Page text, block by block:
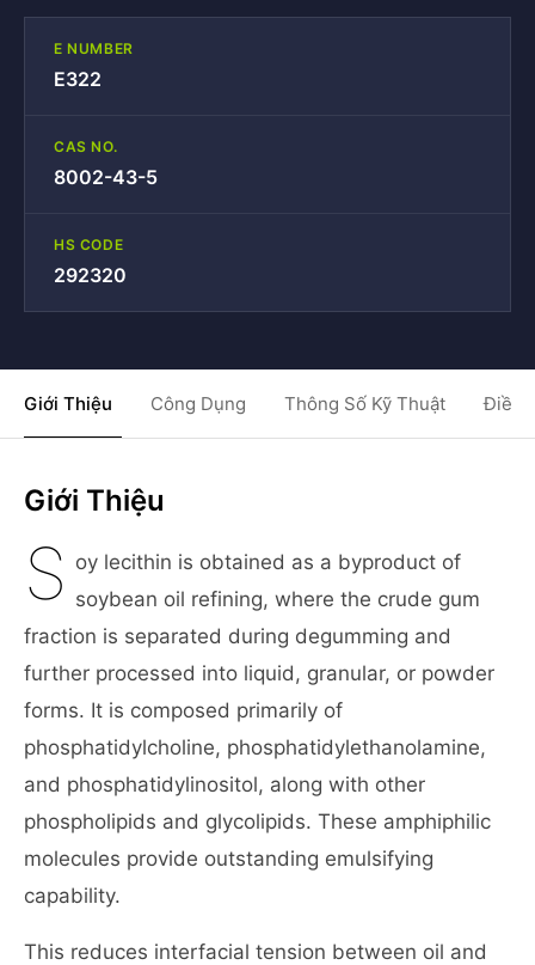
E NUMBER
E322
CAS NO.
8002-43-5
HS CODE
292320
Giới Thiệu Công Dụng Thông Số Kỹ Thuật Điều
Giới Thiệu
S oy lecithin is obtained as a byproduct of
soybean oil refining, where the crude gum
fraction is separated during degumming and
further processed into liquid, granular, or powder
forms. It is composed primarily of
phosphatidylcholine, phosphatidylethanolamine,
and phosphatidylinositol, along with other
phospholipids and glycolipids. These amphiphilic
molecules provide outstanding emulsifying
capability.
This reduces interfacial tension between oil and